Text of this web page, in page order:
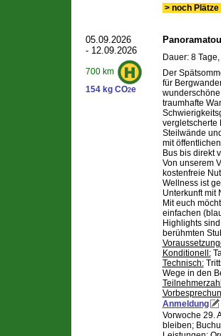
> noch
05.09.2026
- 12.09.2026
700 km
154 kg CO2e
Dauer: 8
Der
für
traumhafte
vergletscherte
Steilwände
mit
Bus bis direkt
Von unserem
kostenfreie
Wellness ist
Unterkunft mit
Mit euch
einfachen
Highlights
berühmten
Konditionell:
Technisch:
Wege in den
Anmeldung
Vorwoche 29.
bleiben;